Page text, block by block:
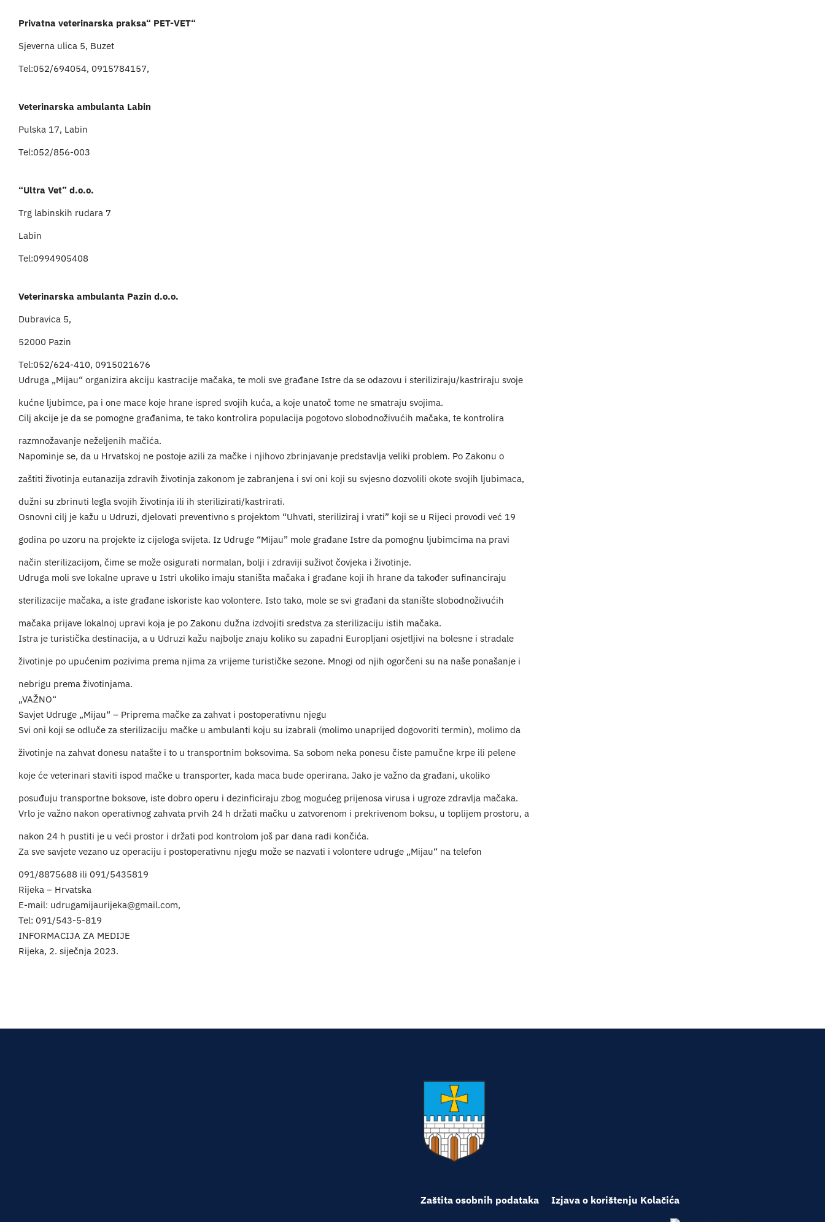
Privatna veterinarska praksa“ PET-VET“
Sjeverna ulica 5, Buzet
Tel:052/694054, 0915784157,
Veterinarska ambulanta Labin
Pulska 17, Labin
Tel:052/856-003
“Ultra Vet” d.o.o.
Trg labinskih rudara 7
Labin
Tel:0994905408
Veterinarska ambulanta Pazin d.o.o.
Dubravica 5,
52000 Pazin
Tel:052/624-410, 0915021676
Udruga „Mijau“ organizira akciju kastracije mačaka, te moli sve građane Istre da se odazovu i steriliziraju/kastriraju svoje
kućne ljubimce, pa i one mace koje hrane ispred svojih kuća, a koje unatoč tome ne smatraju svojima.
Cilj akcije je da se pomogne građanima, te tako kontrolira populacija pogotovo slobodnoživućih mačaka, te kontrolira
razmnožavanje neželjenih mačića.
Napominje se, da u Hrvatskoj ne postoje azili za mačke i njihovo zbrinjavanje predstavlja veliki problem. Po Zakonu o
zaštiti životinja eutanazija zdravih životinja zakonom je zabranjena i svi oni koji su svjesno dozvolili okote svojih ljubimaca,
dužni su zbrinuti legla svojih životinja ili ih sterilizirati/kastrirati.
Osnovni cilj je kažu u Udruzi, djelovati preventivno s projektom “Uhvati, steriliziraj i vrati” koji se u Rijeci provodi već 19
godina po uzoru na projekte iz cijeloga svijeta. Iz Udruge “Mijau” mole građane Istre da pomognu ljubimcima na pravi
način sterilizacijom, čime se može osigurati normalan, bolji i zdraviji suživot čovjeka i životinje.
Udruga moli sve lokalne uprave u Istri ukoliko imaju staništa mačaka i građane koji ih hrane da također sufinanciraju
sterilizacije mačaka, a iste građane iskoriste kao volontere. Isto tako, mole se svi građani da stanište slobodnoživućih
mačaka prijave lokalnoj upravi koja je po Zakonu dužna izdvojiti sredstva za sterilizaciju istih mačaka.
Istra je turistička destinacija, a u Udruzi kažu najbolje znaju koliko su zapadni Europljani osjetljivi na bolesne i stradale
životinje po upućenim pozivima prema njima za vrijeme turističke sezone. Mnogi od njih ogorčeni su na naše ponašanje i
nebrigu prema životinjama.
„VAŽNO“
Savjet Udruge „Mijau“ – Priprema mačke za zahvat i postoperativnu njegu
Svi oni koji se odluče za sterilizaciju mačke u ambulanti koju su izabrali (molimo unaprijed dogovoriti termin), molimo da
životinje na zahvat donesu natašte i to u transportnim boksovima. Sa sobom neka ponesu čiste pamučne krpe ili pelene
koje će veterinari staviti ispod mačke u transporter, kada maca bude operirana. Jako je važno da građani, ukoliko
posuđuju transportne boksove, iste dobro operu i dezinficiraju zbog mogućeg prijenosa virusa i ugroze zdravlja mačaka.
Vrlo je važno nakon operativnog zahvata prvih 24 h držati mačku u zatvorenom i prekrivenom boksu, u toplijem prostoru, a
nakon 24 h pustiti je u veći prostor i držati pod kontrolom još par dana radi končića.
Za sve savjete vezano uz operaciju i postoperativnu njegu može se nazvati i volontere udruge „Mijau“ na telefon
091/8875688 ili 091/5435819
Rijeka – Hrvatska
E-mail: udrugamijaurijeka@gmail.com,
Tel: 091/543-5-819
INFORMACIJA ZA MEDIJE
Rijeka, 2. siječnja 2023.
Zaštita osobnih podataka Izjava o korištenju Kolačića